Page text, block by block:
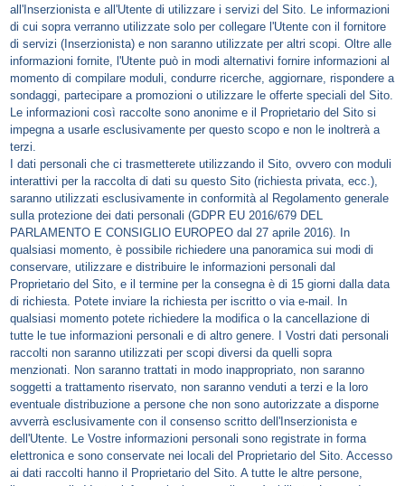
all'Inserzionista e all'Utente di utilizzare i servizi del Sito. Le informazioni
di cui sopra verranno utilizzate solo per collegare l'Utente con il fornitore
di servizi (Inserzionista) e non saranno utilizzate per altri scopi. Oltre alle
informazioni fornite, l'Utente può in modi alternativi fornire informazioni al
momento di compilare moduli, condurre ricerche, aggiornare, rispondere a
sondaggi, partecipare a promozioni o utilizzare le offerte speciali del Sito.
Le informazioni così raccolte sono anonime e il Proprietario del Sito si
impegna a usarle esclusivamente per questo scopo e non le inoltrerà a
terzi.
I dati personali che ci trasmetterete utilizzando il Sito, ovvero con moduli
interattivi per la raccolta di dati su questo Sito (richiesta privata, ecc.),
saranno utilizzati esclusivamente in conformità al Regolamento generale
sulla protezione dei dati personali (GDPR EU 2016/679 DEL
PARLAMENTO E CONSIGLIO EUROPEO dal 27 aprile 2016). In
qualsiasi momento, è possibile richiedere una panoramica sui modi di
conservare, utilizzare e distribuire le informazioni personali dal
Proprietario del Sito, e il termine per la consegna è di 15 giorni dalla data
di richiesta. Potete inviare la richiesta per iscritto o via e-mail. In
qualsiasi momento potete richiedere la modifica o la cancellazione di
tutte le tue informazioni personali e di altro genere. I Vostri dati personali
raccolti non saranno utilizzati per scopi diversi da quelli sopra
menzionati. Non saranno trattati in modo inappropriato, non saranno
soggetti a trattamento riservato, non saranno venduti a terzi e la loro
eventuale distribuzione a persone che non sono autorizzate a disporne
avverrà esclusivamente con il consenso scritto dell'Inserzionista e
dell'Utente. Le Vostre informazioni personali sono registrate in forma
elettronica e sono conservate nei locali del Proprietario del Sito. Accesso
ai dati raccolti hanno il Proprietario del Sito. A tutte le altre persone,